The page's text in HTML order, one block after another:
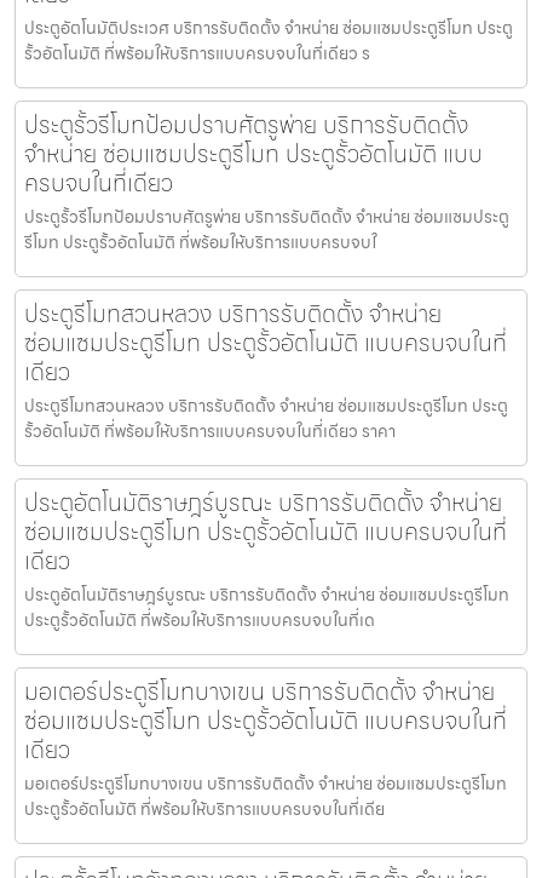
ประตูอัตโนมัติประเวศ บริการรับติดตั้ง จำหน่าย ซ่อมแซมประตูรีโมท ประตู
รั้วอัตโนมัติ ที่พร้อมให้บริการแบบครบจบในที่เดียว ร
ประตูรั้วรีโมทป้อมปราบศัตรูพ่าย บริการรับติดตั้ง
จำหน่าย ซ่อมแซมประตูรีโมท ประตูรั้วอัตโนมัติ แบบ
ครบจบในที่เดียว
ประตูรั้วรีโมทป้อมปราบศัตรูพ่าย บริการรับติดตั้ง จำหน่าย ซ่อมแซมประตู
รีโมท ประตูรั้วอัตโนมัติ ที่พร้อมให้บริการแบบครบจบใ
ประตูรีโมทสวนหลวง บริการรับติดตั้ง จำหน่าย
ซ่อมแซมประตูรีโมท ประตูรั้วอัตโนมัติ แบบครบจบในที่
เดียว
ประตูรีโมทสวนหลวง บริการรับติดตั้ง จำหน่าย ซ่อมแซมประตูรีโมท ประตู
รั้วอัตโนมัติ ที่พร้อมให้บริการแบบครบจบในที่เดียว ราคา
ประตูอัตโนมัติราษฎร์บูรณะ บริการรับติดตั้ง จำหน่าย
ซ่อมแซมประตูรีโมท ประตูรั้วอัตโนมัติ แบบครบจบในที่
เดียว
ประตูอัตโนมัติราษฎร์บูรณะ บริการรับติดตั้ง จำหน่าย ซ่อมแซมประตูรีโมท
ประตูรั้วอัตโนมัติ ที่พร้อมให้บริการแบบครบจบในที่เด
มอเตอร์ประตูรีโมทบางเขน บริการรับติดตั้ง จำหน่าย
ซ่อมแซมประตูรีโมท ประตูรั้วอัตโนมัติ แบบครบจบในที่
เดียว
มอเตอร์ประตูรีโมทบางเขน บริการรับติดตั้ง จำหน่าย ซ่อมแซมประตูรีโมท
ประตูรั้วอัตโนมัติ ที่พร้อมให้บริการแบบครบจบในที่เดีย